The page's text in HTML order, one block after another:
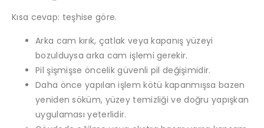
Kısa cevap: teşhise göre.
Arka cam kırık, çatlak veya kapanış yüzeyi
bozulduysa arka cam işlemi gerekir.
Pil şişmişse öncelik güvenli pil değişimidir.
Daha önce yapılan işlem kötü kapanmışsa bazen
yeniden söküm, yüzey temizliği ve doğru yapışkan
uygulaması yeterlidir.